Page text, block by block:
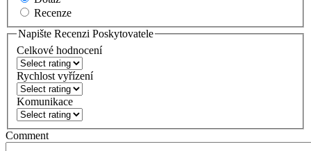
Recenze
Napište Recenzi Poskytovatele
Celkové hodnocení
Rychlost vyřízení
Komunikace
Comment